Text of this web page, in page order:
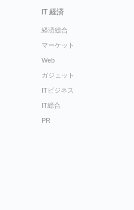
IT 経済
経済総合
マーケット
Web
ガジェット
ITビジネス
IT総合
PR